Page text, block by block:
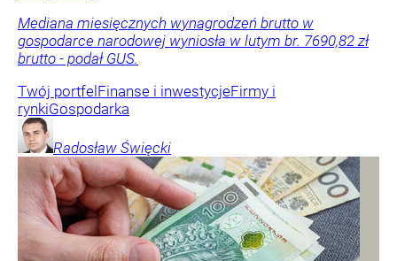
Mediana miesięcznych wynagrodzeń brutto w
gospodarce narodowej wyniosła w lutym br. 7690,82 zł
brutto - podał GUS.
Twój portfelFinanse i inwestycjeFirmy i
rynkiGospodarka
Radosław Święcki